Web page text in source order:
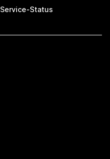
Service-Status